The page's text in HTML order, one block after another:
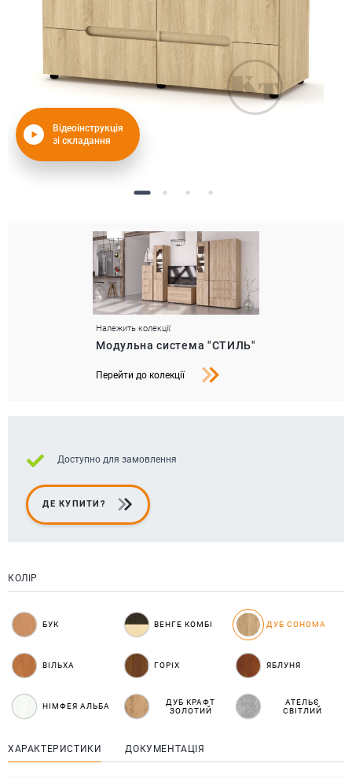
Відеоінструкція
зі складання
Належить колекції:
Модульна система "СТИЛЬ"
Перейти до колекції
Доступно для замовлення
ДЕ КУПИТИ?
КОЛІР
БУК ВЕНГЕ КОМБІ ДУБ СОНОМА
ВІЛЬХА ГОРІХ ЯБЛУНЯ
НІМФЕЯ АЛЬБА
ДУБ КРАФТ
ЗОЛОТИЙ
АТЕЛЬЄ
СВІТЛИЙ
ХАРАКТЕРИСТИКИ ДОКУМЕНТАЦІЯ